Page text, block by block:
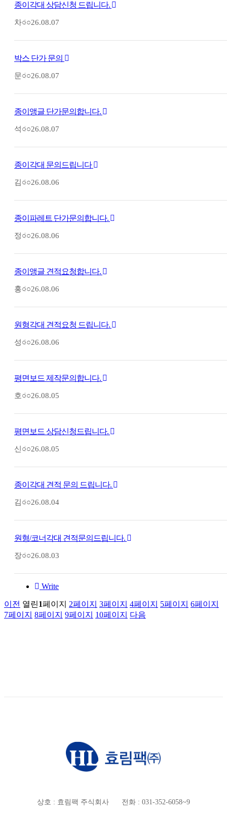
종이각대 상담신청 드립니다.
차○○26.08.07
박스 단가 문의
문○○26.08.07
종이앵글 단가문의합니다.
석○○26.08.07
종이각대 문의드립니다
김○○26.08.06
종이파레트 단가문의합니다.
정○○26.08.06
종이앵글 견적요청합니다.
홍○○26.08.06
원형각대 견적요청 드립니다.
성○○26.08.06
평면보드 제작문의합니다.
호○○26.08.05
평면보드 상담신청드립니다.
신○○26.08.05
종이각대 견적 문의 드립니다.
김○○26.08.04
원형/코너각대 견적문의드립니다.
장○○26.08.03
Write
이전 열린1페이지 2페이지 3페이지 4페이지 5페이지 6페이지
7페이지 8페이지 9페이지 10페이지 다음
상호 : 효림팩 주식회사 전화 : 031-352-6058~9